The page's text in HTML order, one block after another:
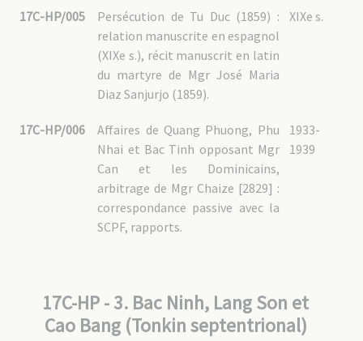
17C-HP/005 XIXe s.
Persécution de Tu Duc (1859) :
relation manuscrite en espagnol
(XIXe s.), récit manuscrit en latin
du martyre de Mgr José Maria
Diaz Sanjurjo (1859).
17C-HP/006
1933-
1939
Affaires de Quang Phuong, Phu
Nhai et Bac Tinh opposant Mgr
Can et les Dominicains,
arbitrage de Mgr Chaize [2829] :
correspondance passive avec la
SCPF, rapports.
17C-HP - 3. Bac Ninh, Lang Son et
Cao Bang (Tonkin septentrional)